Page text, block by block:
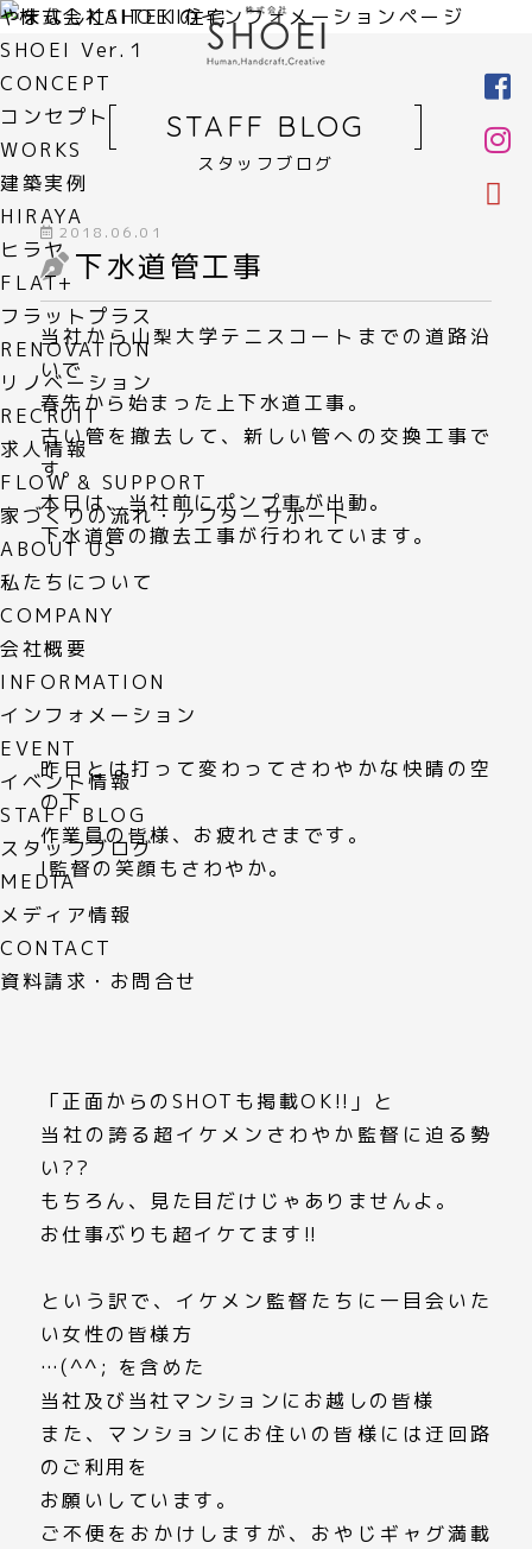
やまなしKAITEKI住宅
SHOEI Ver.１
CONCEPT
コンセプト
WORKS
建築実例
HIRAYA
ヒラヤ
FLAT+
フラットプラス
RENOVATION
リノベーション
RECRUIT
求人情報
FLOW & SUPPORT
家づくりの流れ・アフターサポート
ABOUT US
私たちについて
COMPANY
会社概要
INFORMATION
インフォメーション
EVENT
イベント情報
STAFF BLOG
スタッフブログ
MEDIA
メディア情報
CONTACT
資料請求・お問合せ
STAFF BLOG
スタッフブログ
2018.06.01
下水道管工事
当社から山梨大学テニスコートまでの道路沿
いで
春先から始まった上下水道工事。
古い管を撤去して、新しい管への交換工事で
す。
本日は、当社前にポンプ車が出動。
下水道管の撤去工事が行われています。
昨日とは打って変わってさわやかな快晴の空
の下
作業員の皆様、お疲れさまです。
I監督の笑顔もさわやか。
「正面からのSHOTも掲載OK!!」と
当社の誇る超イケメンさわやか監督に迫る勢
い??
もちろん、見た目だけじゃありませんよ。
お仕事ぶりも超イケてます!!
という訳で、イケメン監督たちに一目会いた
い女性の皆様方
…(^^; を含めた
当社及び当社マンションにお越しの皆様
また、マンションにお住いの皆様には迂回路
のご利用を
お願いしています。
ご不便をおかけしますが、おやじギャグ満載